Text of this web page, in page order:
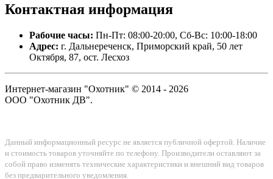
Контактная информация
Рабочие часы: Пн-Пт: 08:00-20:00, Сб-Вс: 10:00-18:00
Адрес: г. Дальнереченск, Приморский край, 50 лет
Октября, 87, ост. Лесхоз
Интернет-магазин "Охотник" © 2014 - 2026
ООО "Охотник ДВ".
Данный информационный ресурс не является публичной офертой. Наличие
и стоимость товаров уточняйте по телефону. Производители оставляют за
собой право изменять технические характеристики и внешний вид товаров
без предварительного уведомления.